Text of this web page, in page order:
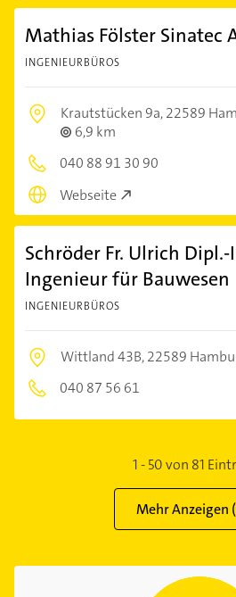
Mathias Fölster Sinatec
INGENIEURBÜROS
Krautstücken 9a,22589
6,9 km
040 88 91 30 90
Webseite
Schröder Fr. Ulrich
Ingenieur für Bauwesen
INGENIEURBÜROS
Wittland 43B,22589
040 87 56 61
1-50von 81
Mehr Anzeigen